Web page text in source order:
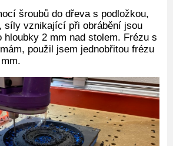
šroubů do dřeva s podložkou,
síly vznikající při obrábění jsou
hloubky 2 mm nad stolem. Frézu s
použil jsem jednobřitou frézu